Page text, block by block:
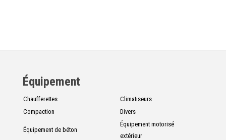
Équipement
Chaufferettes
Climatiseurs
Compaction
Divers
Équipement de béton
Équipement motorisé
extérieur